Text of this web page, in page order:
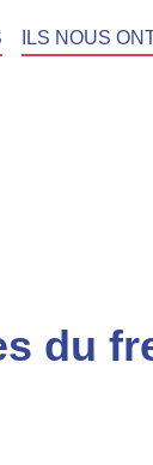
ILS NOUS
du